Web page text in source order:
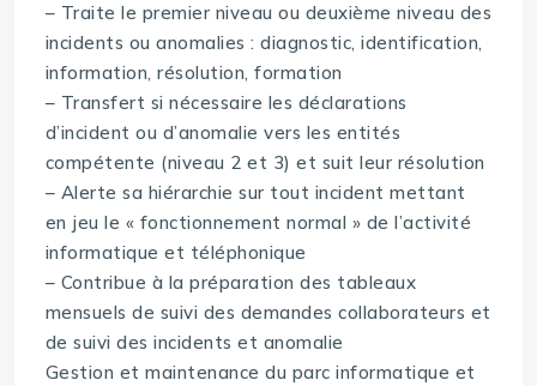
– Traite le premier niveau ou deuxième niveau des
incidents ou anomalies : diagnostic, identification,
information, résolution, formation
– Transfert si nécessaire les déclarations
d’incident ou d’anomalie vers les entités
compétente (niveau 2 et 3) et suit leur résolution
– Alerte sa hiérarchie sur tout incident mettant
en jeu le « fonctionnement normal » de l’activité
informatique et téléphonique
– Contribue à la préparation des tableaux
mensuels de suivi des demandes collaborateurs et
de suivi des incidents et anomalie
Gestion et maintenance du parc informatique et